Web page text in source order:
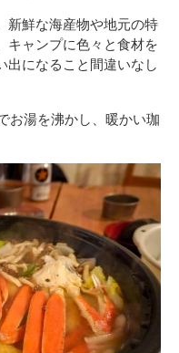
新鮮な海産物や地元の特
キャンプに色々と食材を
出になること間違いなし
お湯を沸かし、暖かい珈